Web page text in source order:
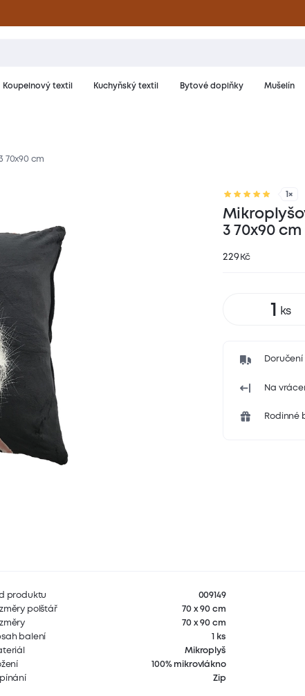
Koupelnový textil Kuchyňský textil Bytové doplňky Mušelín
70x90 cm
1×
3 70x90 cm
229 Kč
Doručení
Na
Rodinné
produktu
009149
polštář
70 x 90 cm
70 x 90 cm
balení
1 ks
Mikroplyš
100% mikrovlákno
Zip